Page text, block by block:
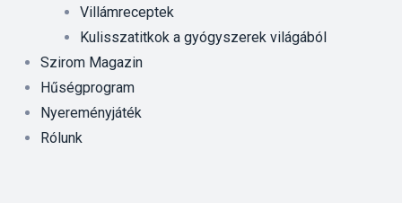
Villámreceptek
Kulisszatitkok a gyógyszerek világából
Szirom Magazin
Hűségprogram
Nyereményjáték
Rólunk